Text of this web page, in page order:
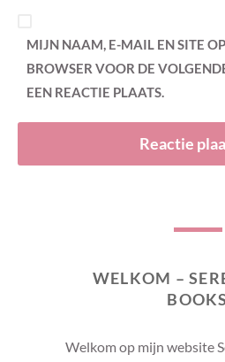
MIJN NAAM, E-MAIL EN SITE
BROWSER VOOR DE
EEN REACTIE PLAATS.
WELKOM –
BOOKS
Welkom op mijn website